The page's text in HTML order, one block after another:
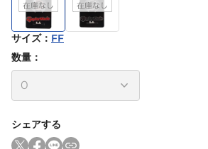
サイズ： FF
数量：
シェアする